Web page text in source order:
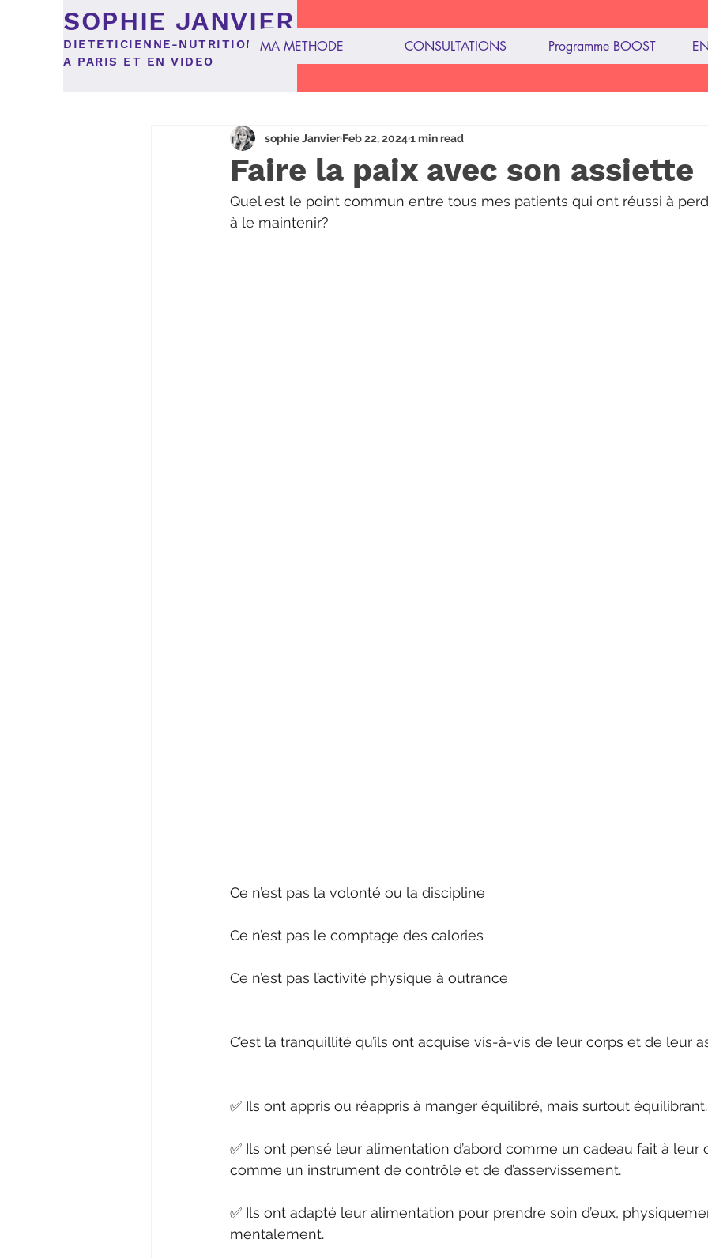
SOPHIE JANVIER
DIETETICIENNE-NUTRITIONNISTE
A PARIS ET EN VIDEO
MA METHODE CONSULTATIONS Programme BOOST
Faire la paix avec son assiette
sophie Janvier Feb 22, 20241 min read
Quel est le point commun entre tous mes patients qui ont réussi à
à le maintenir?
Ce n’est pas la volonté ou la discipline
Ce n’est pas le comptage des calories
Ce n’est pas l’activité physique à outrance
C’est la tranquillité qu’ils ont acquise vis-à-vis de leur corps et de leur
✅ Ils ont appris ou réappris à manger équilibré, mais surtout équilibrant.
✅ Ils ont pensé leur alimentation d’abord comme un cadeau fait à leur
comme un instrument de contrôle et de d’asservissement.
✅ Ils ont adapté leur alimentation pour prendre soin d’eux,
mentalement.